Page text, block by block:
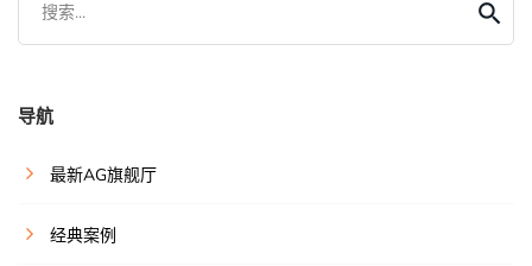
搜索...
导航
最新AG旗舰厅
经典案例